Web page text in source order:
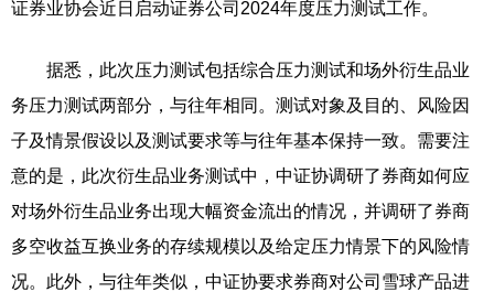
证券业协会近日启动证券公司2024年度压力测试工作。
据悉，此次压力测试包括综合压力测试和场外衍生品业
务压力测试两部分，与往年相同。测试对象及目的、风险因
子及情景假设以及测试要求等与往年基本保持一致。需要注
意的是，此次衍生品业务测试中，中证协调研了券商如何应
对场外衍生品业务出现大幅资金流出的情况，并调研了券商
多空收益互换业务的存续规模以及给定压力情景下的风险情
况。此外，与往年类似，中证协要求券商对公司雪球产品进